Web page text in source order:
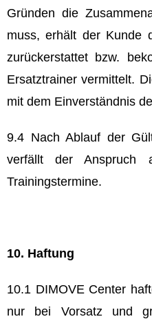
Gründen die
muss, erhält der Kunde
zurückerstattet bzw.
Ersatztrainer vermittelt.
mit dem Einverständnis
9.4 Nach Ablauf der
verfällt der Anspruch
Trainingstermine.
10. Haftung
10.1 DIMOVE Center
nur bei Vorsatz und